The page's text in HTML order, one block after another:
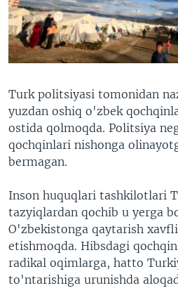
VIDEO
XABARLAR SURATLARDA
ODNOKLASSNIKI
TELEGRAM
TWITTER
SOUNDCLOUD
VOA
Turk politsiyasi tomonidan
yuzdan oshiq o'zbek
ostida qolmoqda. Politsiya
qochqinlari nishonga
bermagan.
Inson huquqlari tashkilotlari
tazyiqlardan qochib u yerga
O'zbekistonga qaytarish
etishmoqda. Hibsdagi
radikal oqimlarga, hatto
to'ntarishiga urunishda